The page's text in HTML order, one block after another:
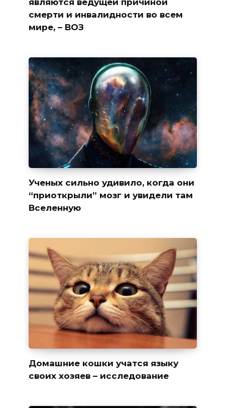
являются ведущей причиной
смерти и инвалидности во всем
мире, – ВОЗ
Ученых сильно удивило, когда они
“приоткрыли” мозг и увидели там
Вселенную
Домашние кошки учатся языку
своих хозяев – исследование